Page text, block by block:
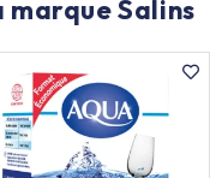


Salins